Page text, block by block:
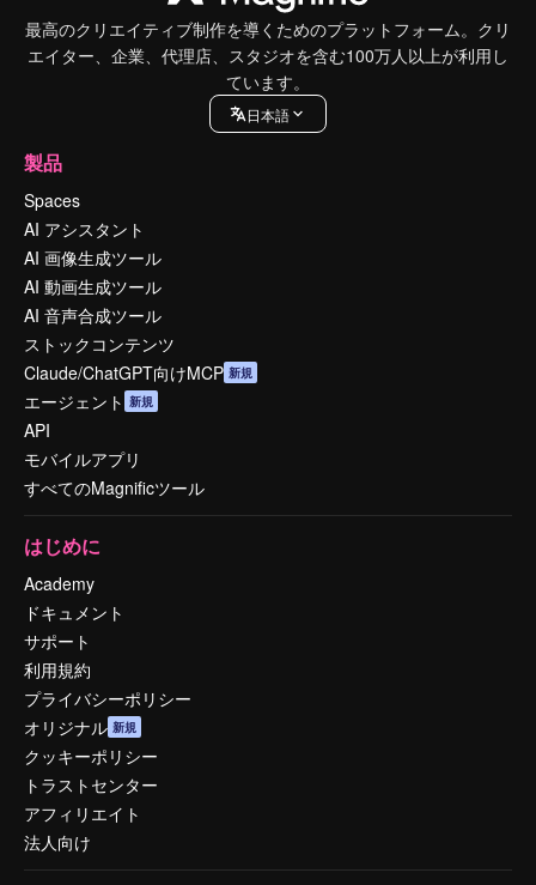
最高のクリエイティブ制作を導くためのプラットフォーム。クリ
エイター、企業、代理店、スタジオを含む100万人以上が利用し
ています。
日本語
製品
Spaces
AI アシスタント
AI 画像生成ツール
AI 動画生成ツール
AI 音声合成ツール
ストックコンテンツ
Claude/ChatGPT向けMCP 新規
エージェント 新規
API
モバイルアプリ
すべてのMagnificツール
はじめに
Academy
ドキュメント
サポート
利用規約
プライバシーポリシー
オリジナル 新規
クッキーポリシー
トラストセンター
アフィリエイト
法人向け